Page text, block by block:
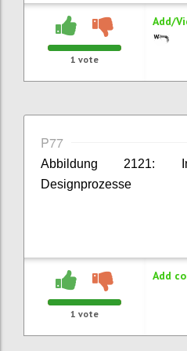
1 vote
Add/
P77
Abbildung 2121:
Designprozesse
1 vote
Add